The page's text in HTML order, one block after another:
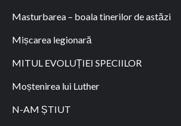
Masturbarea – boala tinerilor de astăzi
Mișcarea legionară
MITUL EVOLUȚIEI SPECIILOR
Moștenirea lui Luther
N-AM ȘTIUT